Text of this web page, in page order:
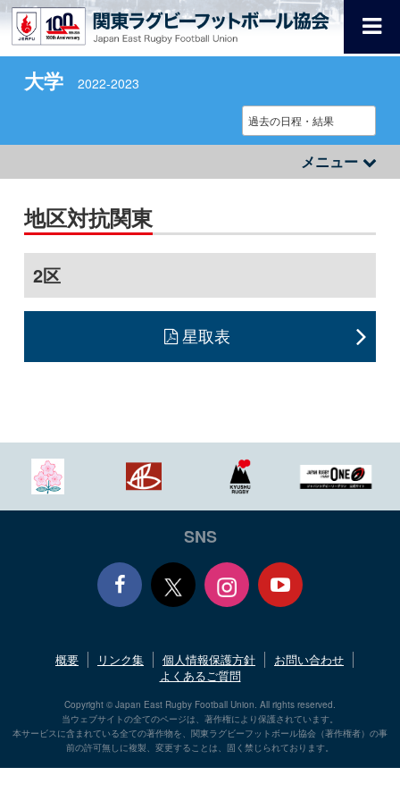
大学 2022-2023
メニュー
地区対抗関東
2区
星取表
SNS
book
ube
概要 リンク集 個人情報保護方針
お問い合わせ
よくあるご質問
Copyright © Japan East Rugby Football Union. All rights reserved.
当ウェブサイトの全てのページは、著作権により保護されています。
本サービスに含まれている全ての著作物を、関東ラグビーフットボール協会（著作権者）の事
前の許可無しに複製、変更することは、固く禁じられております。